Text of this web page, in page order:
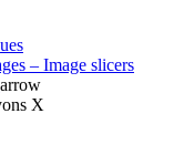
– Image slicers
arrow
X